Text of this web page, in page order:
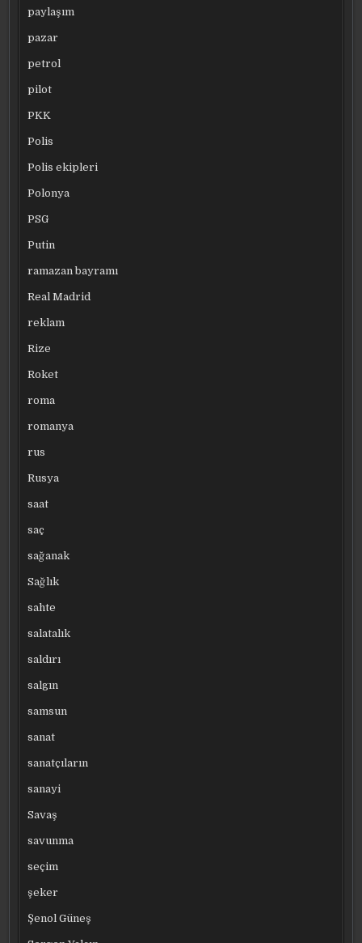
paylaşım
pazar
petrol
pilot
PKK
Polis
Polis ekipleri
Polonya
PSG
Putin
ramazan bayramı
Real Madrid
reklam
Rize
Roket
roma
romanya
rus
Rusya
saat
saç
sağanak
Sağlık
sahte
salatalık
saldırı
salgın
samsun
sanat
sanatçıların
sanayi
Savaş
savunma
seçim
şeker
Şenol Güneş